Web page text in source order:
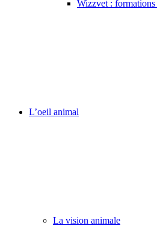
Wizzvet :
L’oeil animal
La vision animale